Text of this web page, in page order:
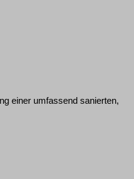
einer umfassend sanierten,